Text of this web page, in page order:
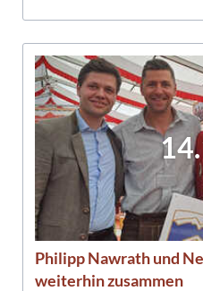
Philipp Nawrath und
weiterhin zusammen